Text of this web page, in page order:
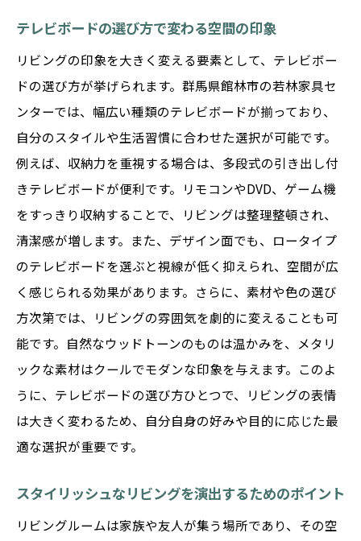
若林家具センターの現代的なデザイン紹介
群馬県館林市で選ぶデザインの多様性
シンプルで洗練されたテレビボードでお部屋を
格上げ
シンプルなデザインが持つ魅力
洗練されたデザインの選び方
若林家具センターのシンプルなデザイン特
集
シンプルさが与えるおしゃれな雰囲気
テレビボードで洗練された空間を実現
収納力抜群！若林家具センターのテレビボード
の実力
収納力のあるテレビボードの重要性
整理整頓を助けるデザインのポイント
収納スペースを最大限に活用する方法
テレビボードで部屋をすっきり見せる工夫
テレビボードの選び方で変わる空間の印象
リビングの印象を大きく変える要素として、テレビボー
ドの選び方が挙げられます。群馬県館林市の若林家具セ
ンターでは、幅広い種類のテレビボードが揃っており、
自分のスタイルや生活習慣に合わせた選択が可能です。
例えば、収納力を重視する場合は、多段式の引き出し付
きテレビボードが便利です。リモコンやDVD、ゲーム機
をすっきり収納することで、リビングは整理整頓され、
清潔感が増します。また、デザイン面でも、ロータイプ
のテレビボードを選ぶと視線が低く抑えられ、空間が広
く感じられる効果があります。さらに、素材や色の選び
方次第では、リビングの雰囲気を劇的に変えることも可
能です。自然なウッドトーンのものは温かみを、メタリ
ックな素材はクールでモダンな印象を与えます。このよ
うに、テレビボードの選び方ひとつで、リビングの表情
は大きく変わるため、自分自身の好みや目的に応じた最
適な選択が重要です。
スタイリッシュなリビングを演出するためのポイント
リビングルームは家族や友人が集う場所であり、その空